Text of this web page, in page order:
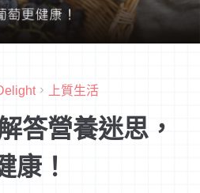
上質生活
答營養迷思，
康！